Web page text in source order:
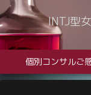
INTJ型
個別コンサルご